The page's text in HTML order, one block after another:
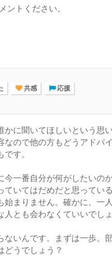
ントください。
共感 応援
かに聞いてほしいという思
なので他の方もどうアドバ
す。
一番自分が何がしたいのか
ていてはだめだと思ってい
始まりません。確かに、一
とも会わなくていいでしょ
ないんです。まずは一歩。
どうでしょう？